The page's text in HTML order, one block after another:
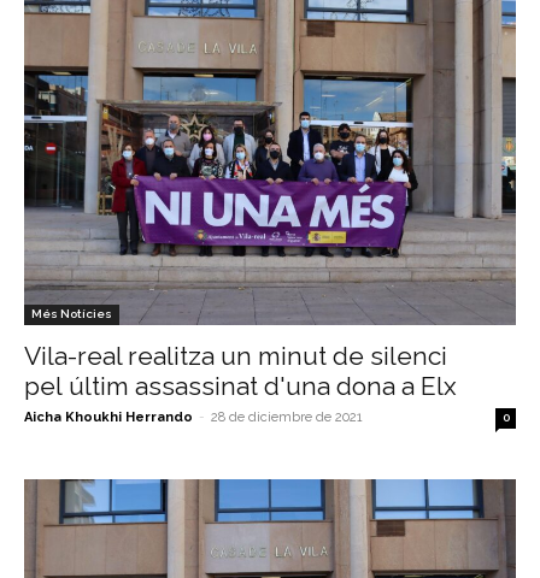
Més Notícies
Vila-real realitza un minut de silenci
pel últim assassinat d'una dona a Elx
Aicha Khoukhi Herrando - 28 de diciembre de 2021 0